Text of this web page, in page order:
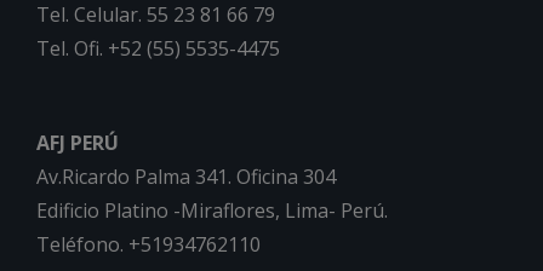
Tel. Celular. 55 23 81 66 79
Tel. Ofi. +52 (55) 5535-4475
AFJ PERÚ
Av.Ricardo Palma 341. Oficina 304
Edificio Platino -Miraflores, Lima- Perú.
Teléfono. +51934762110